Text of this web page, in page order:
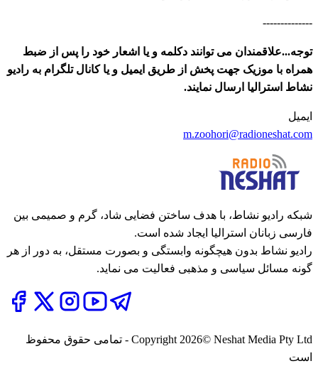
--------------
توجه...علاقمندان می توانند دکلمه و یا اشعار خود را پس از ضبط
همراه با موزیک جهت پخش از طریق ایمیل و یا کانال تلگرام به رادیو
نشاط استرالیا ارسال نمایند.
ایمیل
m.zoohori@radioneshat.com
شبکه رادیو نشاط، با هدف ساختن فضایی شاد، گرم و صمیمی بین
فارسی زبانان استرالیا ایجاد شده است.
رادیو نشاط بدون هیچگونه وابستگی و بصورت مستقل، به دور از هر
گونه مسائل سیاسی و مذهبی فعالیت می نماید.
Copyright 2026
© Neshat Media Pty Ltd - تمامی حقوق محفوظ
است